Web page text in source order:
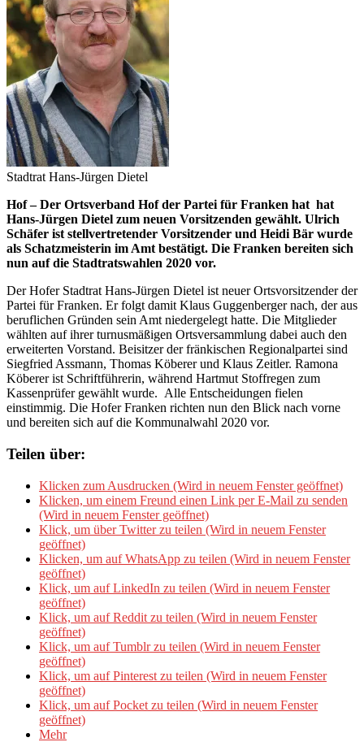
Stadtrat Hans-Jürgen Dietel
Hof – Der Ortsverband Hof der Partei für Franken hat hat
Hans-Jürgen Dietel zum neuen Vorsitzenden gewählt. Ulrich
Schäfer ist stellvertretender Vorsitzender und Heidi Bär wurde
als Schatzmeisterin im Amt bestätigt. Die Franken bereiten sich
nun auf die Stadtratswahlen 2020 vor.
Der Hofer Stadtrat Hans-Jürgen Dietel ist neuer Ortsvorsitzender der
Partei für Franken. Er folgt damit Klaus Guggenberger nach, der aus
beruflichen Gründen sein Amt niedergelegt hatte. Die Mitglieder
wählten auf ihrer turnusmäßigen Ortsversammlung dabei auch den
erweiterten Vorstand. Beisitzer der fränkischen Regionalpartei sind
Siegfried Assmann, Thomas Köberer und Klaus Zeitler. Ramona
Köberer ist Schriftführerin, während Hartmut Stoffregen zum
Kassenprüfer gewählt wurde. Alle Entscheidungen fielen
einstimmig. Die Hofer Franken richten nun den Blick nach vorne
und bereiten sich auf die Kommunalwahl 2020 vor.
Teilen über:
Klicken zum Ausdrucken (Wird in neuem Fenster geöffnet)
Klicken, um einem Freund einen Link per E-Mail zu senden
(Wird in neuem Fenster geöffnet)
Klick, um über Twitter zu teilen (Wird in neuem Fenster
geöffnet)
Klicken, um auf WhatsApp zu teilen (Wird in neuem Fenster
geöffnet)
Klick, um auf LinkedIn zu teilen (Wird in neuem Fenster
geöffnet)
Klick, um auf Reddit zu teilen (Wird in neuem Fenster
geöffnet)
Klick, um auf Tumblr zu teilen (Wird in neuem Fenster
geöffnet)
Klick, um auf Pinterest zu teilen (Wird in neuem Fenster
geöffnet)
Klick, um auf Pocket zu teilen (Wird in neuem Fenster
geöffnet)
Mehr